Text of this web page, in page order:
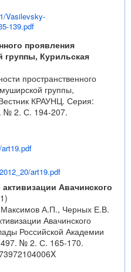
Vasilevsky-
139.pdf
проявления
группы, Курильская
пространственного
группы,
КРАУНЦ. Серия:
№ 2. С. 194-207.
art19.pdf
Авачинского
А.П., Черных Е.В.
Авачинского
Российской Академии
№ 2. С. 165-170.